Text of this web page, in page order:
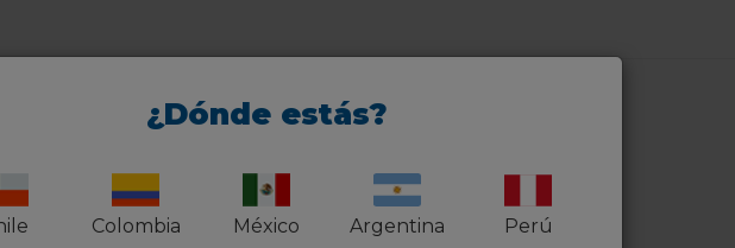
¿Dónde estás?
Colombia México Argentina Perú